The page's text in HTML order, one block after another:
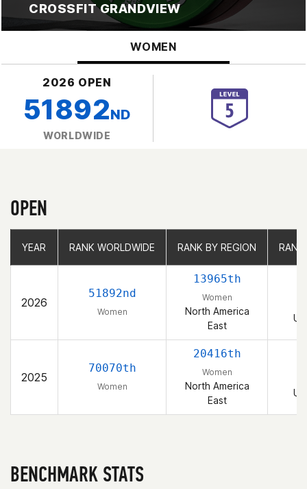
CROSSFIT GRANDVIEW
WOMEN
2026 OPEN
51892ND
WORLDWIDE
OPEN
YEAR RANK WORLDWIDE RANK BY REGION
2026
51892nd
Women
13965th
Women
North America
East
2025
70070th
Women
20416th
Women
North America
East
YEAR RANK WORLDWIDE RANK BY REGION
BENCHMARK STATS